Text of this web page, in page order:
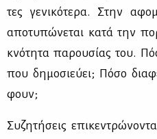
τες γε­νι­κό­τε­ρα. Στην
απο­τυ­πώ­νε­ται κα­τά την
κνό­τη­τα πα­ρου­σί­ας του.
που δη­μο­σιεύ­ει; Πό­σο
φουν;
Συ­ζη­τή­σεις